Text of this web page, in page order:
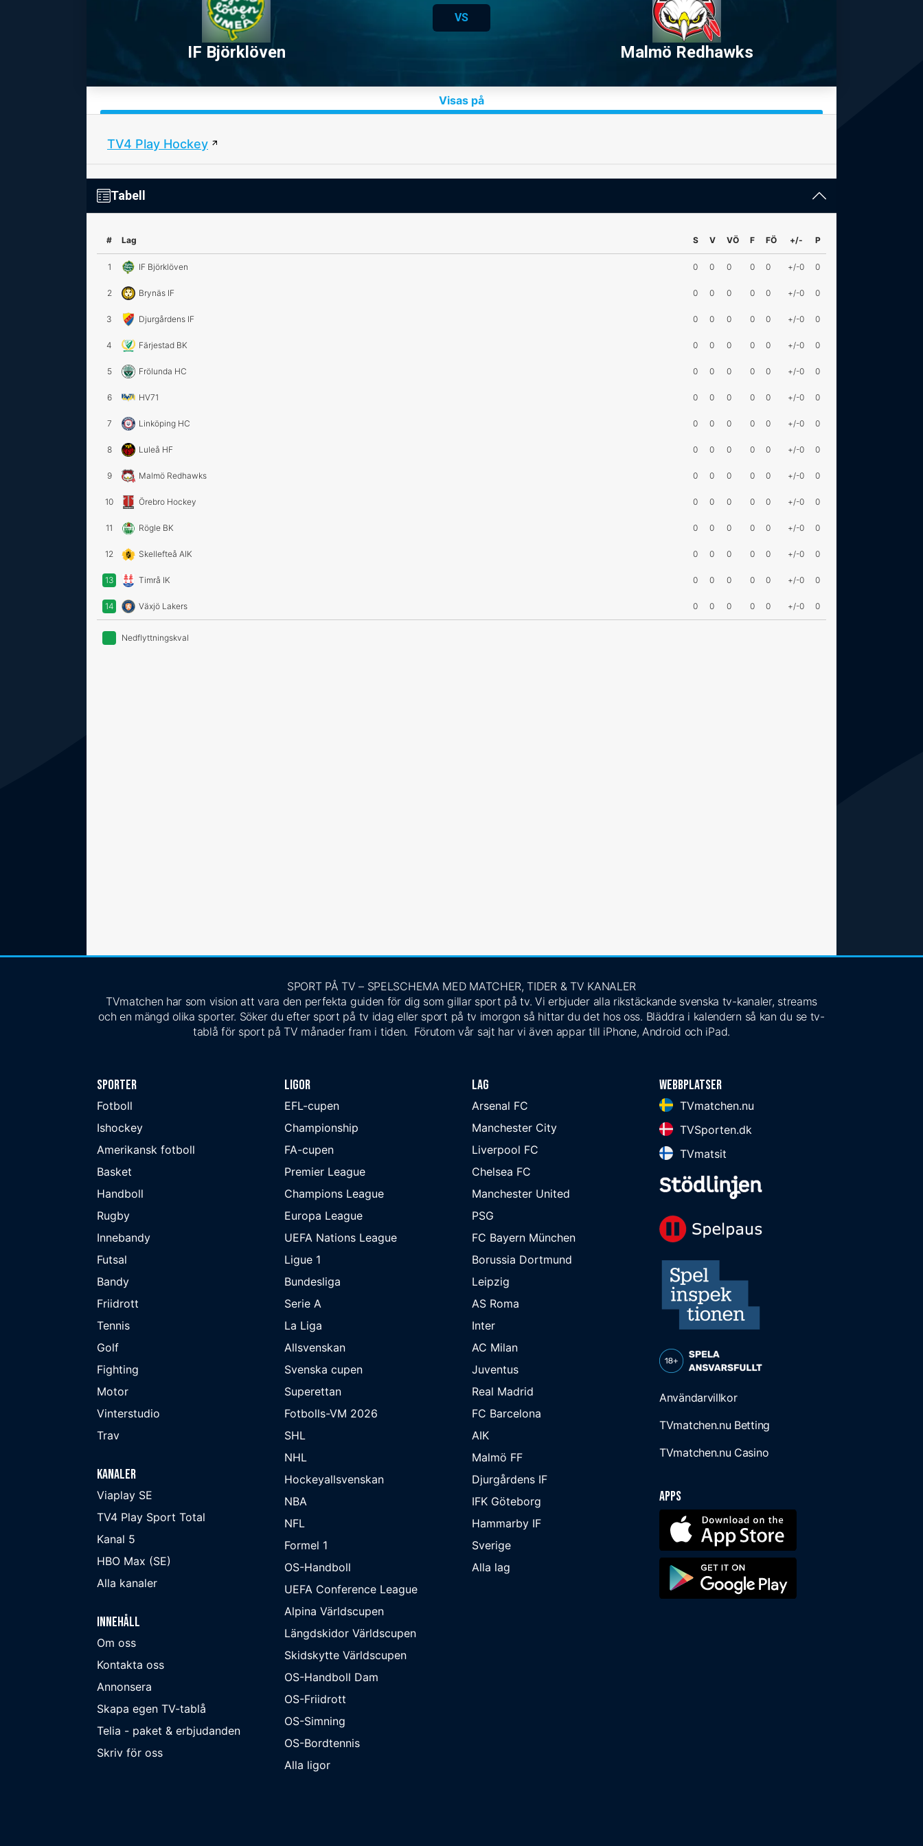
IF Björklöven
VS
Malmö Redhawks
Visas på
TV4 Play Hockey
Tabell
# Lag S V VÖ F FÖ +/- P
1 IF Björklöven 0 0 0 0 0 +/-0 0
2 Brynäs IF 0 0 0 0 0 +/-0 0
3 Djurgårdens IF 0 0 0 0 0 +/-0 0
4 Färjestad BK 0 0 0 0 0 +/-0 0
5 Frölunda HC 0 0 0 0 0 +/-0 0
6 HV71 0 0 0 0 0 +/-0 0
7 Linköping HC 0 0 0 0 0 +/-0 0
8 Luleå HF 0 0 0 0 0 +/-0 0
9 Malmö Redhawks 0 0 0 0 0 +/-0 0
10 Örebro Hockey 0 0 0 0 0 +/-0 0
11 Rögle BK 0 0 0 0 0 +/-0 0
12 Skellefteå AIK 0 0 0 0 0 +/-0 0
13 Timrå IK 0 0 0 0 0 +/-0 0
14 Växjö Lakers 0 0 0 0 0 +/-0 0
Nedflyttningskval
SPORT PÅ TV – SPELSCHEMA MED MATCHER, TIDER & TV KANALER
TVmatchen har som vision att vara den perfekta guiden för dig som gillar sport på tv. Vi erbjuder alla rikstäckande svenska tv-kanaler, streams
och en mängd olika sporter. Söker du efter sport på tv idag eller sport på tv imorgon så hittar du det hos oss. Bläddra i kalendern så kan du se tv-
tablå för sport på TV månader fram i tiden. Förutom vår sajt har vi även appar till iPhone, Android och iPad.
Sporter
Fotboll
Ishockey
Amerikansk fotboll
Basket
Handboll
Rugby
Innebandy
Futsal
Bandy
Friidrott
Tennis
Golf
Fighting
Motor
Vinterstudio
Trav
Kanaler
Viaplay SE
TV4 Play Sport Total
Kanal 5
HBO Max (SE)
Alla kanaler
Innehåll
Om oss
Kontakta oss
Annonsera
Skapa egen TV-tablå
Telia - paket & erbjudanden
Skriv för oss
Ligor
EFL-cupen
Championship
FA-cupen
Premier League
Champions League
Europa League
UEFA Nations League
Ligue 1
Bundesliga
Serie A
La Liga
Allsvenskan
Svenska cupen
Superettan
Fotbolls-VM 2026
SHL
NHL
Hockeyallsvenskan
NBA
NFL
Formel 1
OS-Handboll
UEFA Conference League
Alpina Världscupen
Längdskidor Världscupen
Skidskytte Världscupen
OS-Handboll Dam
OS-Friidrott
OS-Simning
OS-Bordtennis
Alla ligor
Lag
Arsenal FC
Manchester City
Liverpool FC
Chelsea FC
Manchester United
PSG
FC Bayern München
Borussia Dortmund
Leipzig
AS Roma
Inter
AC Milan
Juventus
Real Madrid
FC Barcelona
AIK
Malmö FF
Djurgårdens IF
IFK Göteborg
Hammarby IF
Sverige
Alla lag
Webbplatser
TVmatchen.nu
TVSporten.dk
TVmatsit
Användarvillkor
TVmatchen.nu Betting
TVmatchen.nu Casino
Apps